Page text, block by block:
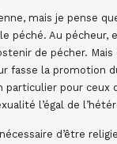
mais je pense
péché. Au pécheur,
de pécher.
fasse la promotion
particulier pour ceux
l’égal de
d’être